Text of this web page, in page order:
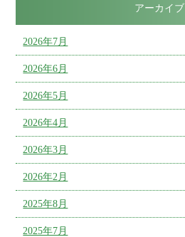
アーカイブ
2026年7月
2026年6月
2026年5月
2026年4月
2026年3月
2026年2月
2025年8月
2025年7月